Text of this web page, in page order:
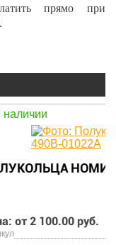
прямо при